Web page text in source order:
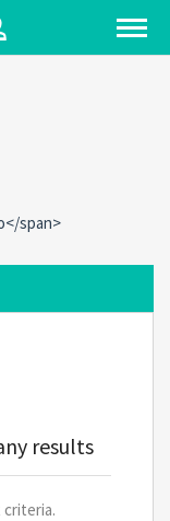
span>
results